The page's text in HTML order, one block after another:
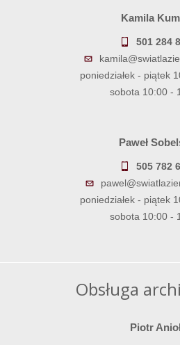
Kamila
501 284
poniedziałek - piątek
sobota 10:00 -
Paweł
505 782
poniedziałek - piątek
sobota 10:00 -
Obsługa
Piotr